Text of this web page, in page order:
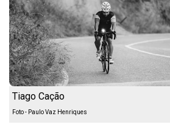
Tiago Cação
Foto - Paulo Vaz Henriques